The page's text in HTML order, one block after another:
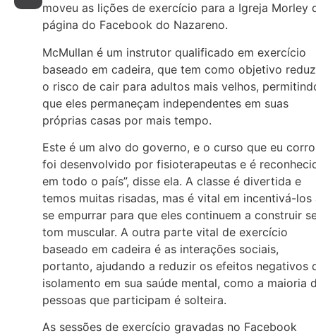
moveu as lições de exercício para a Igreja Morley
página do Facebook do Nazareno.
McMullan é um instrutor qualificado em exercício
baseado em cadeira, que tem como objetivo
o risco de cair para adultos mais velhos,
que eles permaneçam independentes em suas
próprias casas por mais tempo.
Este é um alvo do governo, e o curso que eu corro
foi desenvolvido por fisioterapeutas e é
em todo o país”, disse ela. A classe é divertida e
temos muitas risadas, mas é vital em incentivá-los
se empurrar para que eles continuem a construir
tom muscular. A outra parte vital de exercício
baseado em cadeira é as interações sociais,
portanto, ajudando a reduzir os efeitos negativos
isolamento em sua saúde mental, como a maioria
pessoas que participam é solteira.
As sessões de exercício gravadas no Facebook